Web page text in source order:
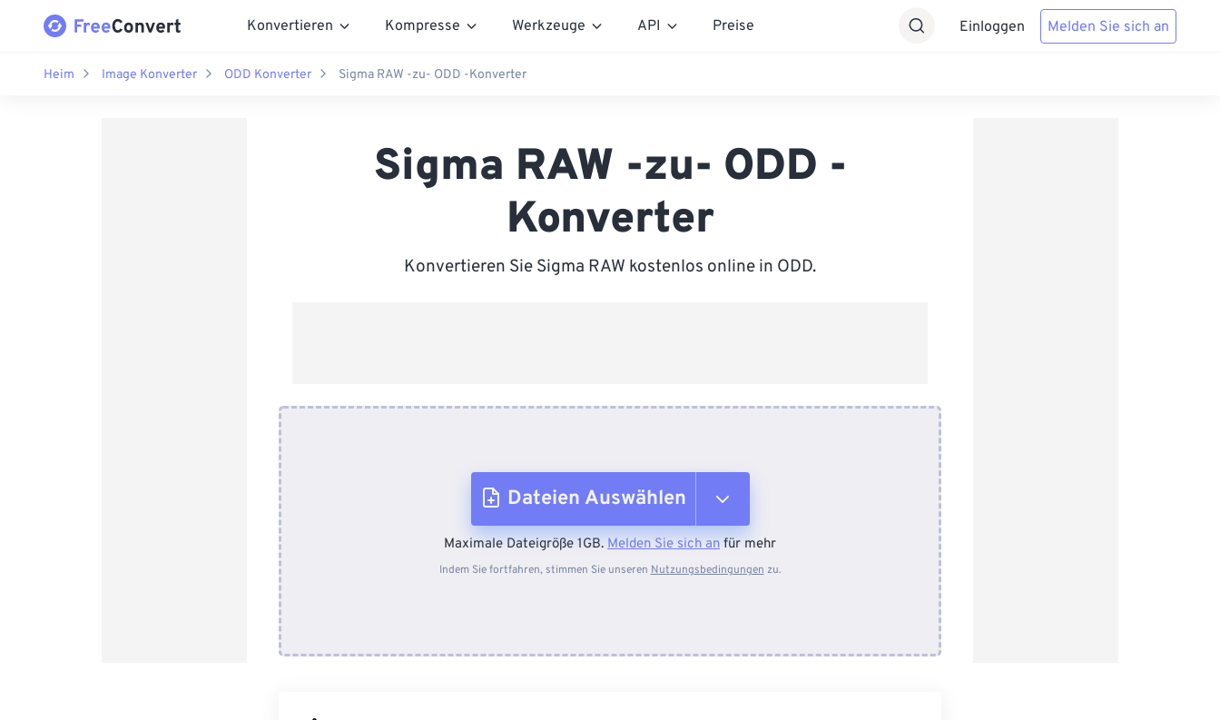
Konvertieren Kompresse Werkzeuge API Preise Einloggen Melden Sie sich an
Heim Image Konverter ODD Konverter Sigma RAW -zu- ODD -Konverter
Sigma RAW -zu- ODD -
Konverter
Konvertieren Sie Sigma RAW kostenlos online in ODD.
Dateien Auswählen
Vom Gerät
Maximale Dateigröße 1GB. Melden Sie sich an für mehr
Indem Sie fortfahren, stimmen Sie unseren Nutzungsbedingungen zu.